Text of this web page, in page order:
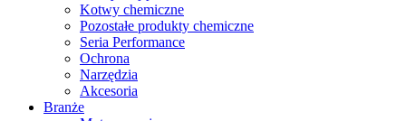
Kotwy chemiczne
Pozostałe produkty chemiczne
Seria Performance
Ochrona
Narzędzia
Akcesoria
Branże